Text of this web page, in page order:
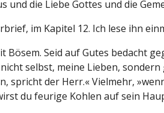
und die Liebe Gottes und die
im Kapitel 12. Ich lese ihn
Bösem. Seid auf Gutes bedacht
selbst, meine Lieben,
spricht der Herr.« Vielmehr,
du feurige Kohlen auf sein